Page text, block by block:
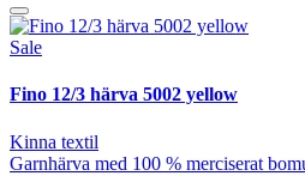
Sale
Fino 12/3 härva 5002 yellow
Kinna textil
Garnhärva med 100 % merciserat